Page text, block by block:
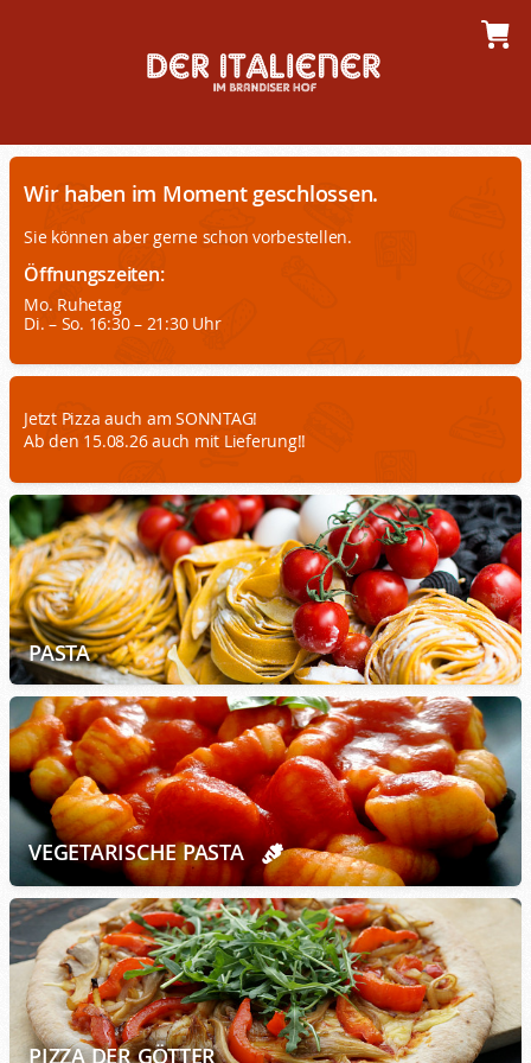
Wir haben im Moment geschlossen.
Sie können aber gerne schon vorbestellen.
Öffnungszeiten:
Mo. Ruhetag
Di. – So. 16:30 – 21:30 Uhr
Jetzt Pizza auch am SONNTAG!
Ab den 15.08.26 auch mit Lieferung!!
PASTA
VEGETARISCHE PASTA
PIZZA DER GÖTTER